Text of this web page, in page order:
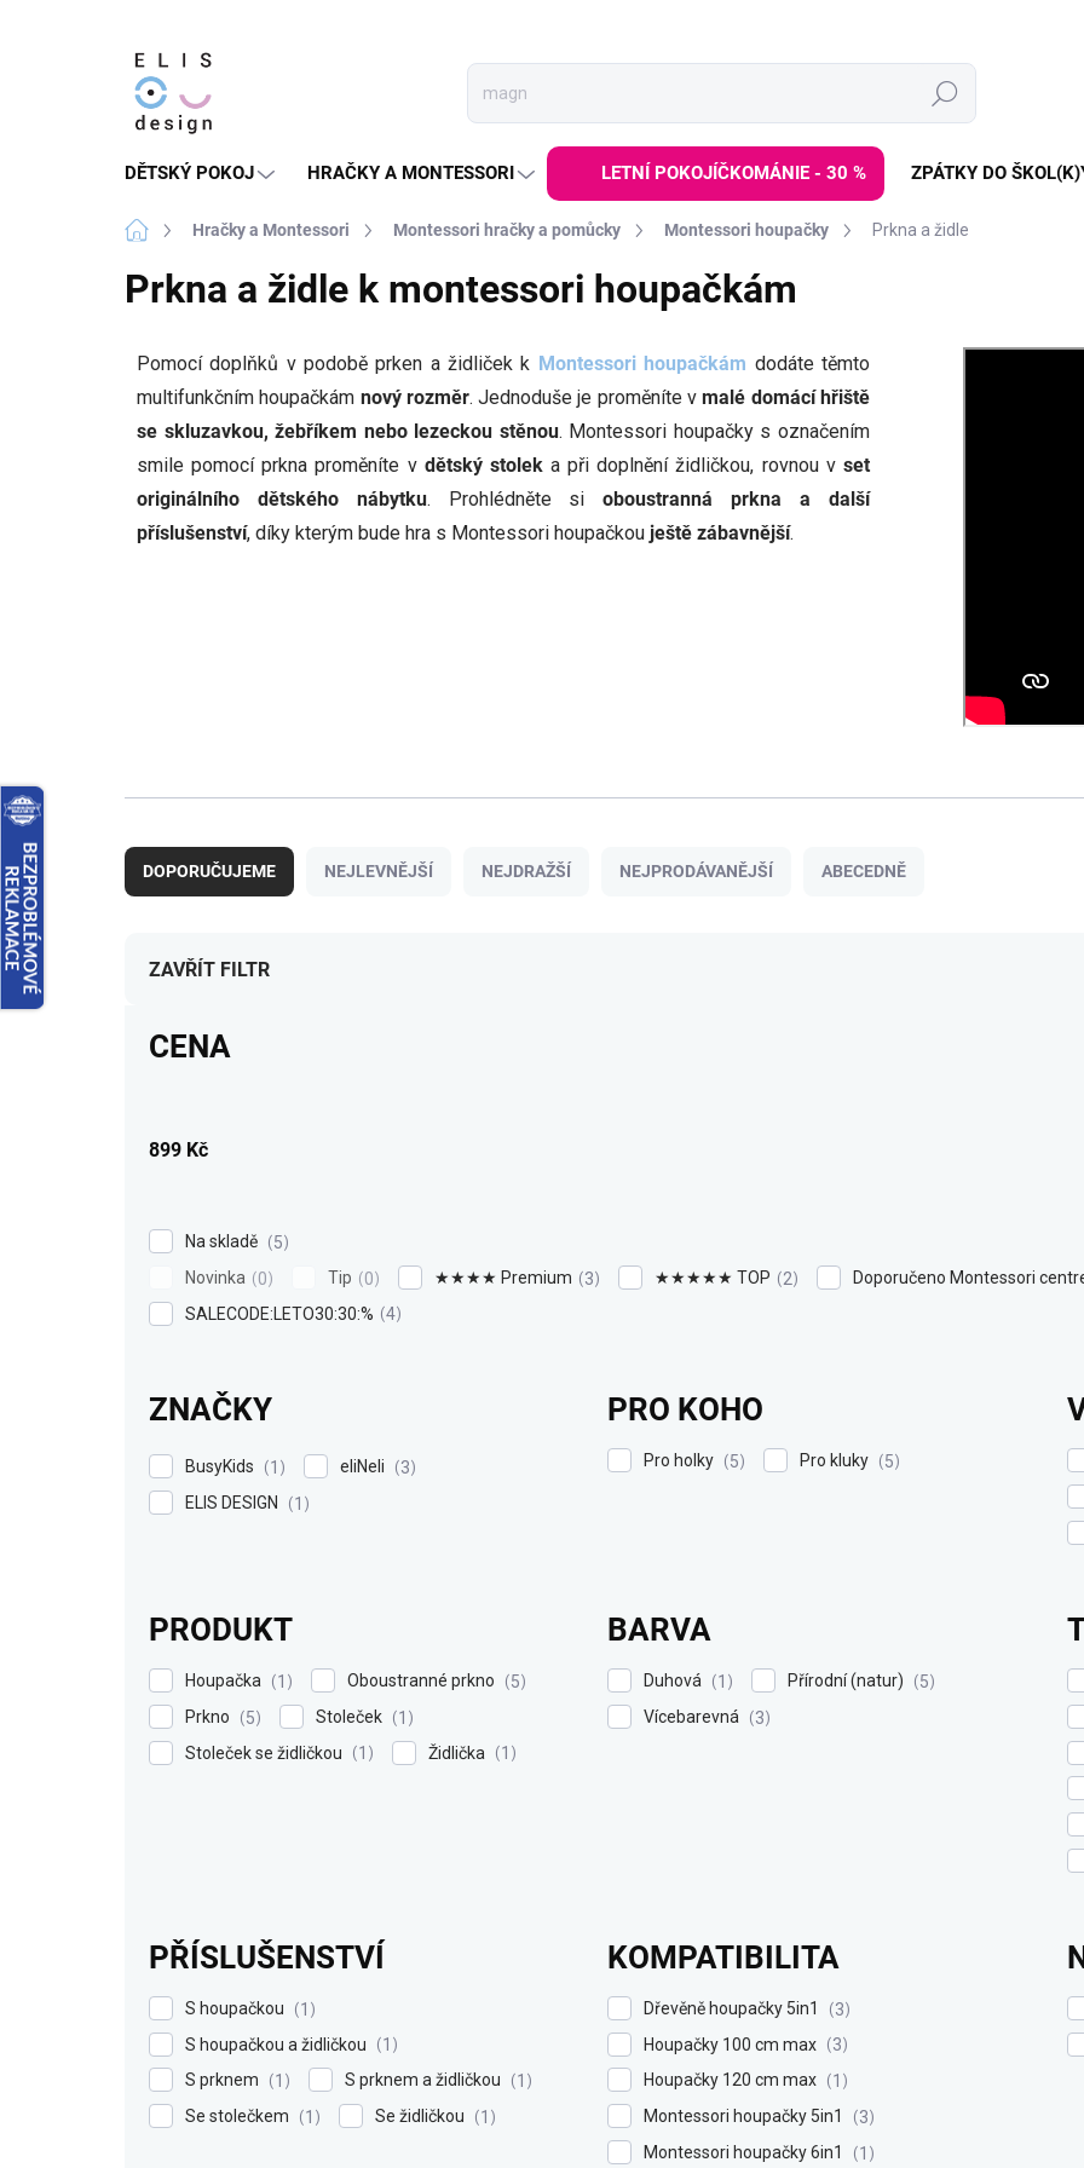
Hledat
DĚTSKÝ POKOJ HRAČKY A MONTESSORI LETNÍ POKOJÍČKOMÁNIE - 30 % ZPÁTKY DO
Domů Hračky a Montessori Montessori hračky a pomůcky Montessori houpačky Prkna a židle
Prkna a židle k montessori houpačkám
Pomocí doplňků v podobě prken a židliček k Montessori houpačkám dodáte těmto
multifunkčním houpačkám nový rozměr. Jednoduše je proměníte vmalé domácí hřiště
se skluzavkou, žebříkem nebo lezeckou stěnou. Montessori houpačky s označením
smile pomocí prkna proměníte v dětský stoleka při doplnění židličkou, rovnou v set
originálního dětského nábytku. Prohlédněte sioboustranná prkna a další
příslušenství, díky kterým bude hra s Montessori houpačkou ještě zábavnější.
a
z
DOPORUČUJEME NEJLEVNĚJŠÍ NEJDRAŽŠÍ NEJPRODÁVANĚJŠÍ ABECEDNĚ
ZAVŘÍT FILTR
CENA
899 Kč
Na skladě
5
Novinka
0 Tip 0 ★★★★ Premium 3 ★★★★★ TOP 2
Doporučeno Montessori
SALECODE:LETO30:30:%
4
ZNAČKY
BusyKids 1 eliNeli
3
ELIS DESIGN
1
PRO KOHO
Pro holky 5 Pro kluky 5
PRODUKT
Houpačka 1 Oboustranné prkno
5
Prkno
5 Stoleček
1
Stoleček se židličkou
1 Židlička 1
BARVA
Duhová 1 Přírodní (natur)
5
Vícebarevná
3
PŘÍSLUŠENSTVÍ
S houpačkou
1
S houpačkou a židličkou
1
S prknem
1 S prknem a židličkou
1
Se stolečkem
1 Se židličkou 1
KOMPATIBILITA
Dřevěně houpačky 5in1
3
Houpačky 100 cm max
3
Houpačky 120 cm max
1
Montessori houpačky 5in1
3
Montessori houpačky 6in1
1